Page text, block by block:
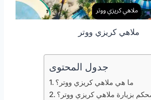
ملاهي كريزي ووتر
جدول المحتوى
ما هي ملاهي كريزي ووتر؟
بزيارة ملاهي كريزي ووتر؟